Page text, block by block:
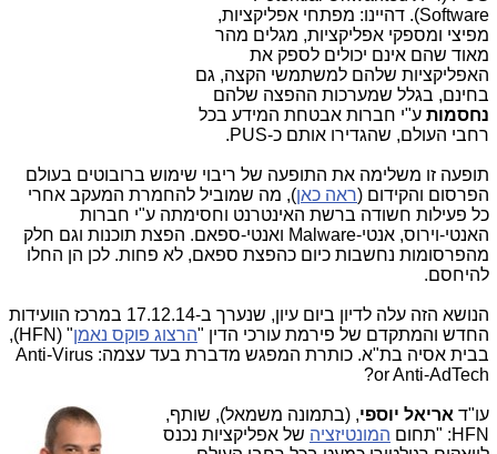
Software). דהיינו: מפתחי אפליקציות,
מפיצי ומספקי אפליקציות, מגלים מהר
מאוד שהם אינם יכולים לספק את
האפליקציות שלהם למשתמשי הקצה, גם
בחינם, בגלל שמערכות ההפצה שלהם
נחסמות ע"י חברות אבטחת המידע בכל
רחבי העולם, שהגדירו אותם כ-PUS.
תופעה זו משלימה את התופעה של ריבוי שימוש ברובוטים בעולם
הפרסום והקידום (ראה כאן), מה שמוביל להחמרת המעקב אחרי
כל פעילות חשודה ברשת האינטרנט וחסימתה ע"י חברות
האנטי-וירוס, אנטי-Malware ואנטי-ספאם. הפצת תוכנות וגם חלק
מהפרסומות נחשבות כיום כהפצת ספאם, לא פחות. לכן הן החלו
להיחסם.
הנושא הזה עלה לדיון ביום עיון
, שנערך ב-17.12.14 במרכז הוועידות
החדש והמתקדם של פירמת עורכי הדין "הרצוג פוקס נאמן
" (HFN),
בבית אסיה בת"א. כותרת המפגש מדברת בעד עצמה: Anti-Virus
or Anti-AdTech?
עו"ד אריאל יוספי, (בתמונה משמאל), שותף,
HFN: "תחום
המונטיזציה של אפליקציות נכנס